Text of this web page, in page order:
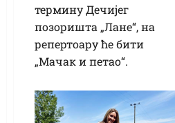
термину Дечијег
позоришта „Лане“, на
репертоару ће бити
„Мачак и петао“.